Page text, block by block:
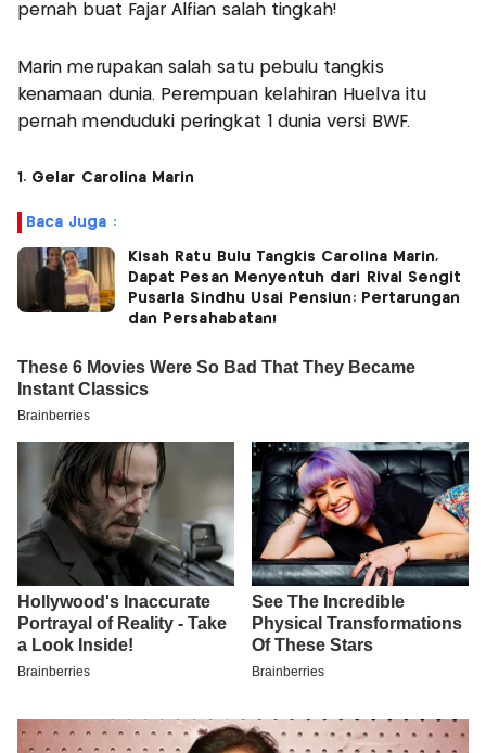
pernah buat Fajar Alfian salah tingkah!
Marin merupakan salah satu pebulu tangkis
kenamaan dunia. Perempuan kelahiran Huelva itu
pernah menduduki peringkat 1 dunia versi BWF.
1. Gelar Carolina Marin
Baca Juga :
Kisah Ratu Bulu Tangkis Carolina Marin,
Dapat Pesan Menyentuh dari Rival Sengit
Pusarla Sindhu Usai Pensiun: Pertarungan
dan Persahabatan!